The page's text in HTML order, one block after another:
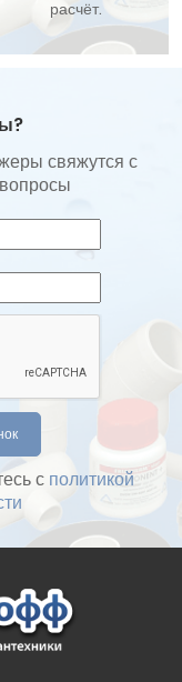
расчёт.
свяжутся с
с политикой